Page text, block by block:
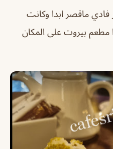
فادي ماقصر ابدا وكانت
بيروت على المكان